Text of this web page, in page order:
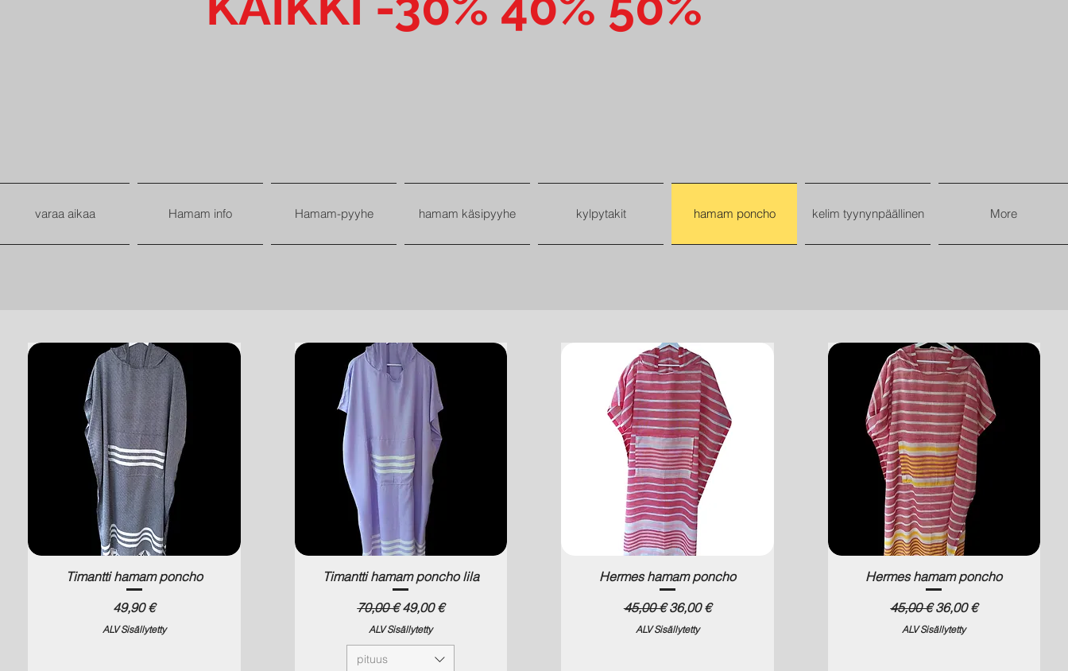
varaa aikaa Hamam info Hamam-pyyhe hamam käsipyyhe kylpytakit hamam poncho kelim tyynynpäällinen More
Timantti hamam poncho
Hinta
49,90 €
ALV Sisällytetty
Timantti hamam poncho lila
Normaali hinta
70,00 € Alehinta
49,00 €
ALV Sisällytetty
pituus
Hermes hamam poncho
Normaali hinta
45,00 €Alehinta
36,00 €
ALV Sisällytetty
Hermes hamam poncho
Normaali hinta
45,00 € Alehinta
36,00 €
ALV Sisällytetty